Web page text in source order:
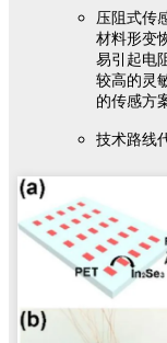
压阻式传
材料形变
易引起电
较高的灵
的传感方
技术路线